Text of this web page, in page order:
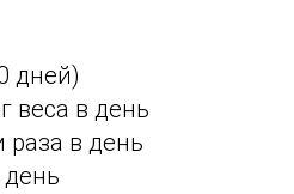
дней)
веса в день
раза в день
день